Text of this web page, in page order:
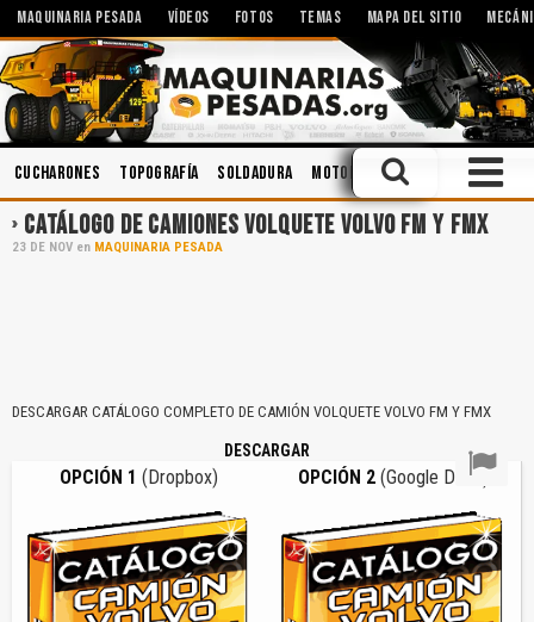
MAQUINARIA PESADA VÍDEOS FOTOS TEMAS MAPA DEL SITIO
Cucharones Topografía Soldadura Motores Aceites
CATÁLOGO DE CAMIONES VOLQUETE VOLVO FM Y FMX
23 DE NOV en MAQUINARIA PESADA
DESCARGAR CATÁLOGO COMPLETO DE CAMIÓN VOLQUETE VOLVO FM Y FMX
DESCARGAR
OPCIÓN 1 (Dropbox) OPCIÓN 2 (Google Drive)